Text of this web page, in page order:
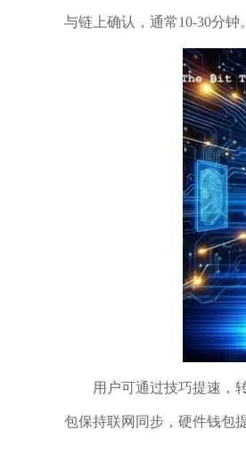
与链上确认，通常10-30分
用户可通过技巧提速，
包保持联网同步，硬件钱包